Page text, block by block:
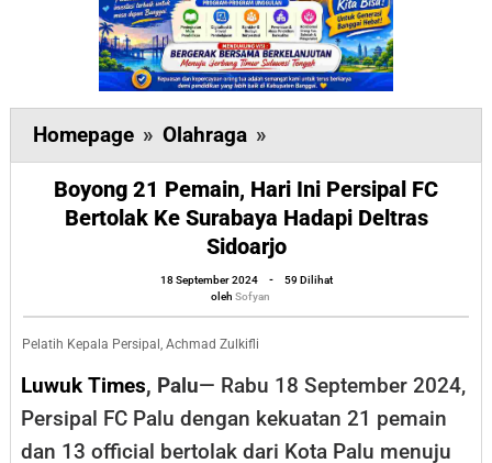
Homepage » Olahraga »
21
Pemain,
Hari
Ini
Persipal
FC
Ke
Surabaya
Hadapi
Boyong 21 Pemain, Hari Ini Persipal FC
Bertolak Ke Surabaya Hadapi Deltras
Sidoarjo
18 September 2024
oleh
Sofyan
-
59 Dilihat
oleh Sofyan
Pelatih Kepala Persipal, Achmad Zulkifli
Luwuk Times, Palu— Rabu 18 September 2024,
Persipal FC Palu dengan kekuatan 21 pemain
dan 13 official bertolak dari Kota Palu menuju